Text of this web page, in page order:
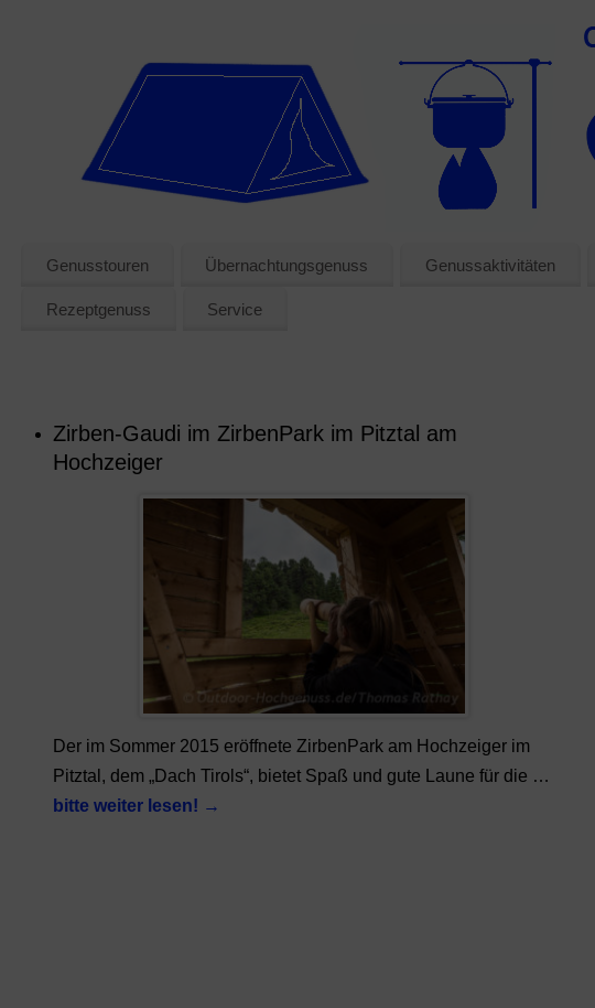
Genusstouren Übernachtungsgenuss Genussaktivitäten
Rezeptgenuss Service
Zirben-Gaudi im ZirbenPark im Pitztal am
Hochzeiger
Der im Sommer 2015 eröffnete ZirbenPark am Hochzeiger im
Pitztal, dem „Dach Tirols“, bietet Spaß und gute Laune für die …
bitte weiter lesen! →